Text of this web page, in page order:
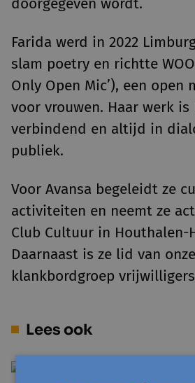
Farida werd in 2022
slam poetry en richtte
Only Open Mic’), een open
voor vrouwen. Haar werk
verbindend en altijd in
publiek.
Voor Avansa begeleidt ze
activiteiten en neemt ze
Club Cultuur in Houthalen-
Daarnaast is ze lid van onze
klankbordgroep
Lees ook